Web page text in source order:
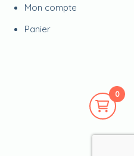
0
Mon compte
Panier